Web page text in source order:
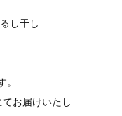
し干し
お届けいたし